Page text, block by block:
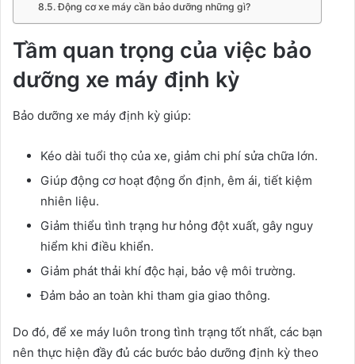
Động cơ xe máy cần bảo dưỡng những gì?
Tầm quan trọng của việc bảo
dưỡng xe máy định kỳ
Bảo dưỡng xe máy định kỳ giúp:
Kéo dài tuổi thọ của xe, giảm chi phí sửa chữa lớn.
Giúp động cơ hoạt động ổn định, êm ái, tiết kiệm
nhiên liệu.
Giảm thiểu tình trạng hư hỏng đột xuất, gây nguy
hiểm khi điều khiển.
Giảm phát thải khí độc hại, bảo vệ môi trường.
Đảm bảo an toàn khi tham gia giao thông.
Do đó, để xe máy luôn trong tình trạng tốt nhất, các bạn
nên thực hiện đầy đủ các bước bảo dưỡng định kỳ theo